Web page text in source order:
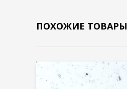
ПОХОЖИЕ ТОВАРЫ